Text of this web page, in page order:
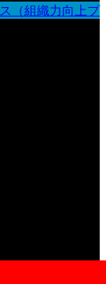
（組織力向上プ